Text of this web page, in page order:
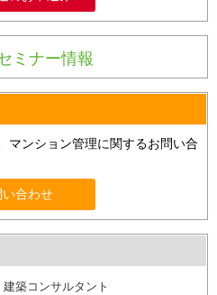
ミナー情報
マンション管理に関するお問い合
い合わせ
築コンサルタント